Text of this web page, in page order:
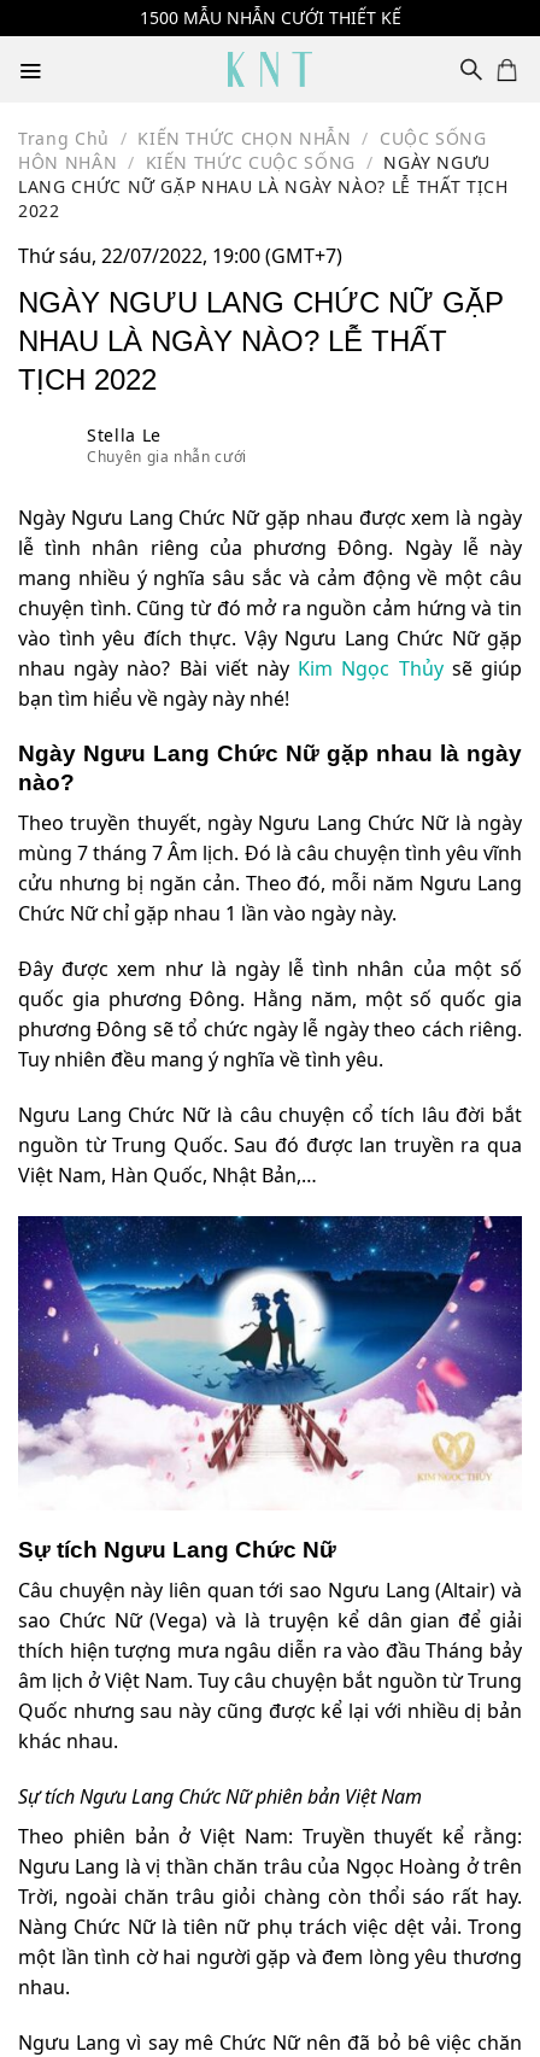
to
content
1500 MẪU NHẪN CƯỚI THIẾT KẾ
Trang Chủ / KIẾN THỨC CHỌN NHẪN / CUỘC SỐNG
HÔN NHÂN / KIẾN THỨC CUỘC SỐNG / NGÀY NGƯU
LANG CHỨC NỮ GẶP NHAU LÀ NGÀY NÀO? LỄ THẤT TỊCH
2022
Thứ sáu, 22/07/2022, 19:00 (GMT+7)
NGÀY NGƯU LANG CHỨC NỮ GẶP
NHAU LÀ NGÀY NÀO? LỄ THẤT
TỊCH 2022
Stella Le
Chuyên gia nhẫn cưới
Ngày Ngưu Lang Chức Nữ gặp nhau được xem là ngày
lễ tình nhân riêng của phương Đông. Ngày lễ này
mang nhiều ý nghĩa sâu sắc và cảm động về một câu
chuyện tình. Cũng từ đó mở ra nguồn cảm hứng và tin
vào tình yêu đích thực. Vậy Ngưu Lang Chức Nữ gặp
nhau ngày nào? Bài viết này Kim Ngọc Thủysẽ giúp
bạn tìm hiểu về ngày này nhé!
Ngày Ngưu Lang Chức Nữ gặp nhau là ngày
nào?
Theo truyền thuyết, ngày Ngưu Lang Chức Nữ là ngày
mùng 7 tháng 7 Âm lịch. Đó là câu chuyện tình yêu vĩnh
cửu nhưng bị ngăn cản. Theo đó, mỗi năm Ngưu Lang
Chức Nữ chỉ gặp nhau 1 lần vào ngày này.
Đây được xem như là ngày lễ tình nhân của một số
quốc gia phương Đông. Hằng năm, một số quốc gia
phương Đông sẽ tổ chức ngày lễ ngày theo cách riêng.
Tuy nhiên đều mang ý nghĩa về tình yêu.
Ngưu Lang Chức Nữ là câu chuyện cổ tích lâu đời bắt
nguồn từ Trung Quốc. Sau đó được lan truyền ra qua
Việt Nam, Hàn Quốc, Nhật Bản,…
Sự tích Ngưu Lang Chức Nữ
Câu chuyện này liên quan tới sao Ngưu Lang (Altair) và
sao Chức Nữ (Vega) và là truyện kể dân gian để giải
thích hiện tượng mưa ngâu diễn ra vào đầu Tháng bảy
âm lịch ở Việt Nam. Tuy câu chuyện bắt nguồn từ Trung
Quốc nhưng sau này cũng được kể lại với nhiều dị bản
khác nhau.
Sự tích Ngưu Lang Chức Nữ phiên bản Việt Nam
Theo phiên bản ở Việt Nam: Truyền thuyết kể rằng:
Ngưu Lang là vị thần chăn trâu của Ngọc Hoàng ở trên
Trời, ngoài chăn trâu giỏi chàng còn thổi sáo rất hay.
Nàng Chức Nữ là tiên nữ phụ trách việc dệt vải. Trong
một lần tình cờ hai người gặp và đem lòng yêu thương
nhau.
Ngưu Lang vì say mê Chức Nữ nên đã bỏ bê việc chăn